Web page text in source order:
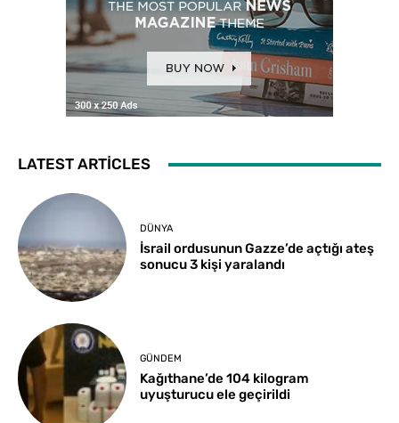
LATEST ARTICLES
DÜNYA
İsrail ordusunun Gazze’de açtığı ateş
sonucu 3 kişi yaralandı
GÜNDEM
Kağıthane’de 104 kilogram
uyuşturucu ele geçirildi